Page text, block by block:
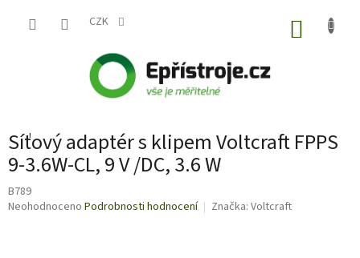
CZK
Síťový adaptér s klipem Voltcraft FPPS
9-3.6W-CL, 9 V /DC, 3.6 W
B789
Průměrné
Neohodnoceno Podrobnosti hodnocení Značka: Voltcraft